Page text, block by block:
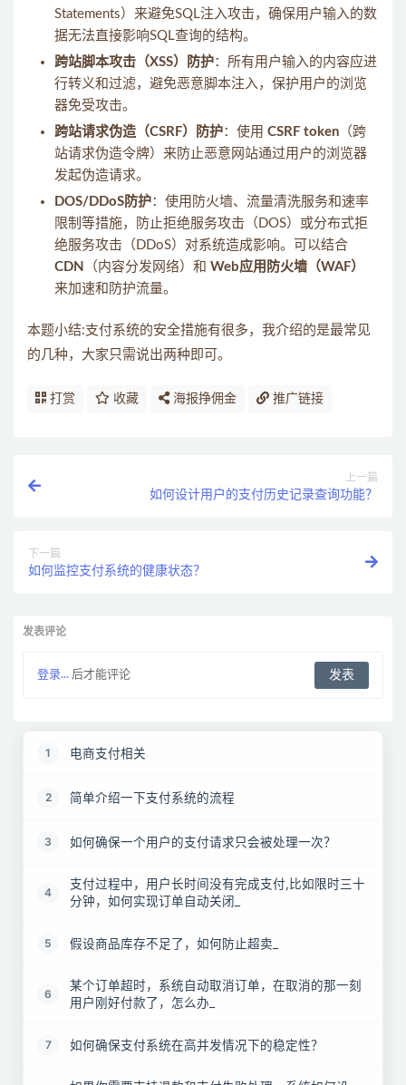
Statements）来避免SQL注入攻击，确保用户输入的数
据无法直接影响SQL查询的结构。
跨站脚本攻击（XSS）防护：所有用户输入的内容应进
行转义和过滤，避免恶意脚本注入，保护用户的浏览
器免受攻击。
跨站请求伪造（CSRF）防护：使用 CSRF token （跨
站请求伪造令牌）来防止恶意网站通过用户的浏览器
发起伪造请求。
DOS/DDoS防护：使用防火墙、流量清洗服务和速率
限制等措施，防止拒绝服务攻击（DOS）或分布式拒
绝服务攻击（DDoS）对系统造成影响。可以结合
CDN
（内容分发网络）和 Web应用防火墙（WAF）
来加速和防护流量。
本题小结:支付系统的安全措施有很多，我介绍的是最常见
的几种，大家只需说出两种即可。
打赏 收藏 海报挣佣金 推广链接
上一篇
如何设计用户的支付历史记录查询功能？
下一篇
如何监控支付系统的健康状态？
发表评论
登录... 后才能评论
1 电商支付相关
2 简单介绍一下支付系统的流程
3 如何确保一个用户的支付请求只会被处理一次？
4
支付过程中，用户长时间没有完成支付,比如限时三十
分钟，如何实现订单自动关闭_
5 假设商品库存不足了，如何防止超卖_
6
某个订单超时，系统自动取消订单，在取消的那一刻
用户刚好付款了，怎么办_
7 如何确保支付系统在高并发情况下的稳定性？